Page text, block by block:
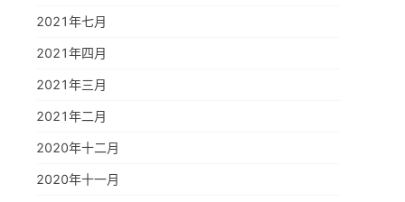
2021年七月
2021年四月
2021年三月
2021年二月
2020年十二月
2020年十一月